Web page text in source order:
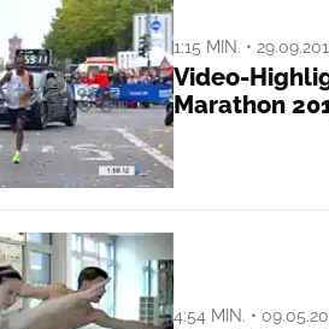
1:15 MIN. •
Video-
Marathon
4:54 MIN. •